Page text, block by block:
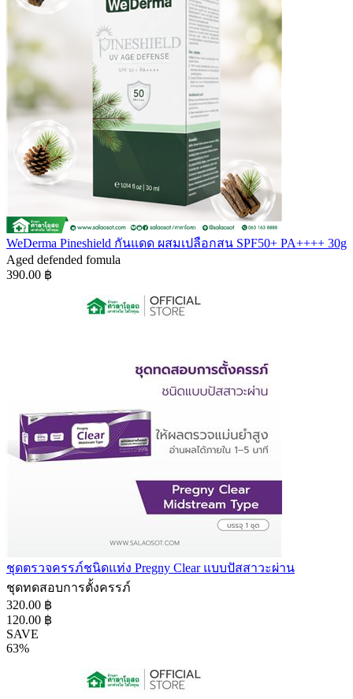
WeDerma Pineshield กันแดด ผสมเปลือกสน SPF50+ PA++++ 30g
Aged defended fomula
390.00 ฿
ชุดตรวจครรภ์ชนิดแท่ง Pregny Clear แบบปัสสาวะผ่าน
ชุดทดสอบการตั้งครรภ์
320.00 ฿
120.00 ฿
SAVE
63%